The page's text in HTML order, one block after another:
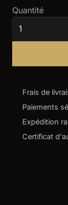
Quantité
Frais de
Paiements
Expédition
Certificat